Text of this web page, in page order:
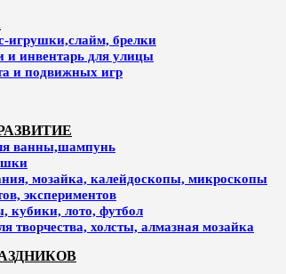
игрушки,слайм, брелки
инвентарь для улицы
и подвижных игр
ванны,шампунь
мозайка, калейдоскопы, микроскопы
экспериментов
кубики, лото, футбол
творчества, холсты, алмазная мозайка